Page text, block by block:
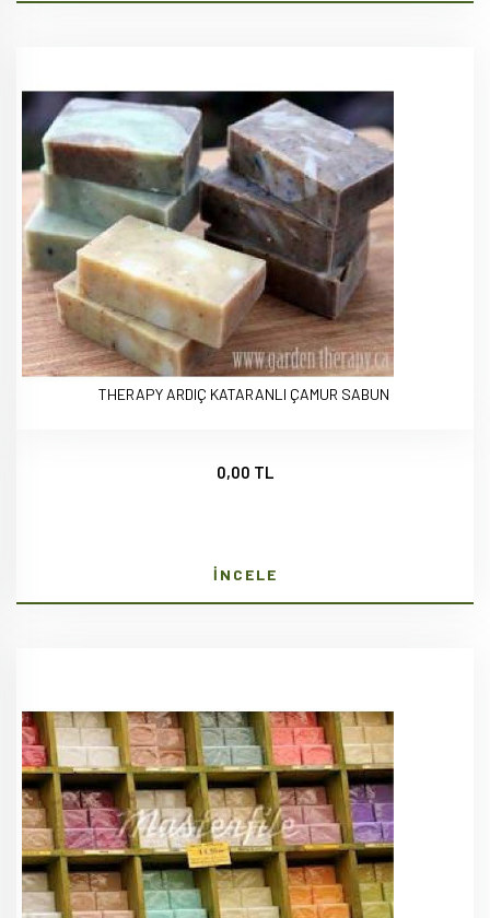
THERAPY ARDIÇ KATARANLI ÇAMUR SABUN
0,00 TL
İNCELE